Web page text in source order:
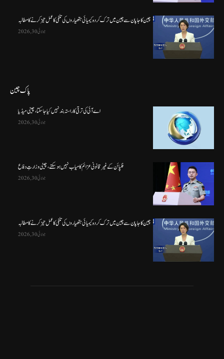
چین کا جاپان سے چین میں ترک کردہ کیمیائی ہتھیاروں کی تلفی کا عمل تیز کرنے کا مطالبہ
جولائی 30, 2026
پاک چین
اے آئی کی ترقی کا راستہ بند نہیں کیا جا سکتا، چینی میڈیا
جولائی 30, 2026
فلپائن کے غیر قانونی عزائم کامیاب نہیں ہو سکتے ، چینی وزارتِ دفاع
جولائی 30, 2026
چین کا جاپان سے چین میں ترک کردہ کیمیائی ہتھیاروں کی تلفی کا عمل تیز کرنے کا مطالبہ
جولائی 30, 2026